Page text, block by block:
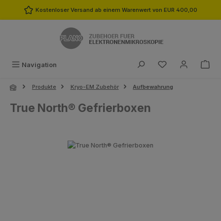
Zum Hauptinhalt springen
Kostenloser Versand ab einem Warenwert von EUR 400,00
Navigation Du hast 0
Produkte Kryo-EM Zubehör Aufbewahrung
True North® Gefrierboxen
Bildergalerie überspringen